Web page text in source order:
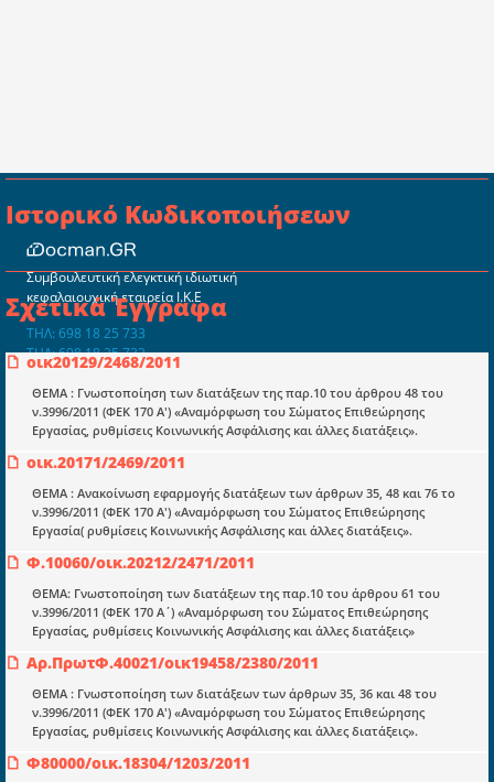
Ιστορικό Κωδικοποιήσεων
Σχετικά Έγγραφα
οικ20129/2468/2011
ΘΕΜΑ : Γνωστοποίηση των διατάξεων της παρ.10 του άρθρου 48 του
ν.3996/2011 (ΦΕΚ 170 Α') «Αναμόρφωση του Σώματος Επιθεώρησης
Εργασίας, ρυθμίσεις Κοινωνικής Ασφάλισης και άλλες διατάξεις».
οικ.20171/2469/2011
ΘΕΜΑ : Ανακοίνωση εφαρμογής διατάξεων των άρθρων 35, 48 και 76 το
ν.3996/2011 (ΦΕΚ 170 Α') «Αναμόρφωση του Σώματος Επιθεώρησης
Εργασία( ρυθμίσεις Κοινωνικής Ασφάλισης και άλλες διατάξεις».
Φ.10060/οικ.20212/2471/2011
ΘΕΜΑ: Γνωστοποίηση των διατάξεων της παρ.10 του άρθρου 61 του
ν.3996/2011 (ΦΕΚ 170 Α΄) «Αναμόρφωση του Σώματος Επιθεώρησης
Εργασίας, ρυθμίσεις Κοινωνικής Ασφάλισης και άλλες διατάξεις»
Αρ.ΠρωτΦ.40021/οικ19458/2380/2011
ΘΕΜΑ : Γνωστοποίηση των διατάξεων των άρθρων 35, 36 και 48 του
ν.3996/2011 (ΦΕΚ 170 Α') «Αναμόρφωση του Σώματος Επιθεώρησης
Εργασίας, ρυθμίσεις Κοινωνικής Ασφάλισης και άλλες διατάξεις».
Φ80000/οικ.18304/1203/2011
Συμβουλευτική ελεγκτική ιδιωτική
κεφαλαιουχική εταιρεία Ι.Κ.Ε
ΤΗΛ: 698 18 25 733
ΤΗΛ: 698 18 25 732
mydocmangr@gmail.com
Docman.gr
Ποιοί είμαστε;
Μια πολυετής εθελοντική προσπάθεια που
μετατράπηκε σε επιχειρηματική οντότητα και φιλοδοξεί να συμβάλλει
στην διάδοση της γνώσης.
E-book
Οδηγοί εκκαθάρισης